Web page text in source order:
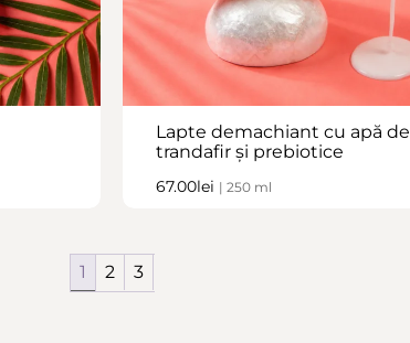
Lapte demachiant cu apă de
trandafir și prebiotice
67.00lei | 250 ml
1 2 3